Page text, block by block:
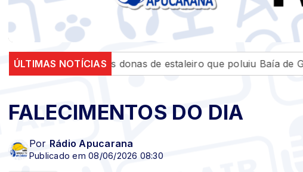
ÚLTIMAS NOTÍCIAS
empresas donas de estaleiro que poluiu Baía de Guanabara
FALECIMENTOS DO DIA
Por Rádio Apucarana
Publicado em 08/06/2026 08:30